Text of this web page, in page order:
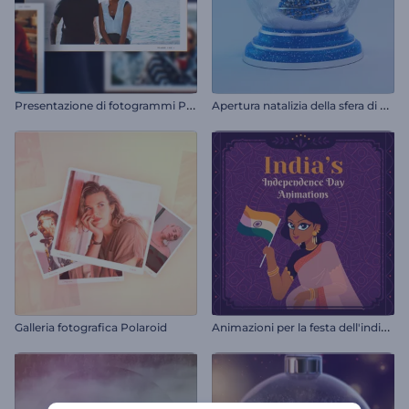
P
resentazione di fotogrammi Polaroid A
pertura natalizia della sfera di neve
Galleria fotografica Polaroid A
nimazioni per la festa dell'indipendenza dell'India